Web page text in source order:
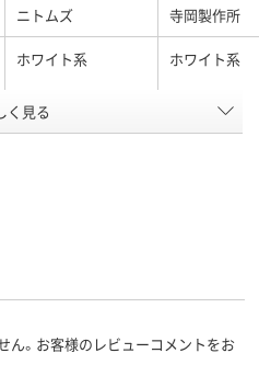
ニトムズ 寺岡製作所
ホワイト系 ホワイト系
50mm
く見る
ん。お客様のレビューコメントをお